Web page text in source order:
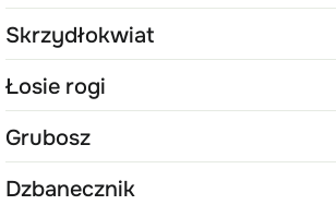
Skrzydłokwiat
Łosie rogi
Grubosz
Dzbanecznik